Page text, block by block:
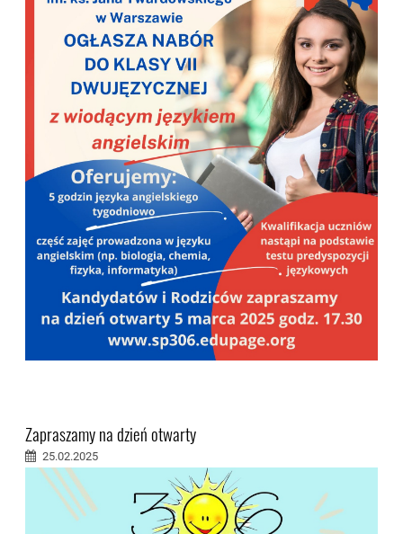
Zapraszamy na dzień otwarty
25.02.2025